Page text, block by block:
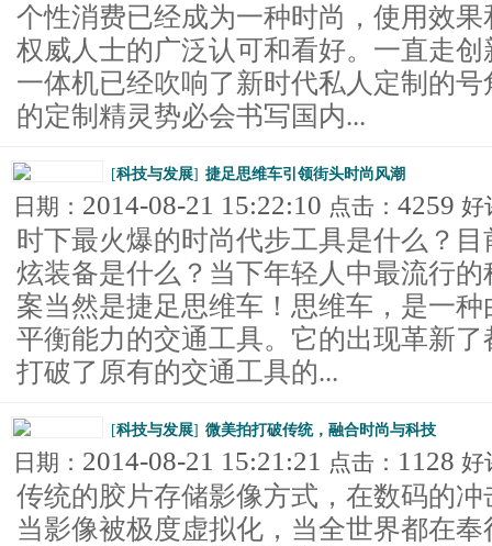
个性消费已经成为一种时尚，使用效
权威人士的广泛认可和看好。一直走
一体机已经吹响了新时代私人定制的
的定制精灵势必会书写国内...
[科技与发展] 捷足思维车引领街头时尚风潮
日期： 2014-08-21 15:22:10 点击： 4259 好
时下最火爆的时尚代步工具是什么？
炫装备是什么？当下年轻人中最流行
案当然是捷足思维车！思维车，是一
平衡能力的交通工具。它的出现革新
打破了原有的交通工具的...
[科技与发展] 微美拍打破传统，融合时尚与科技
日期： 2014-08-21 15:21:21 点击： 1128 好
传统的胶片存储影像方式，在数码的
当影像被极度虚拟化，当全世界都在